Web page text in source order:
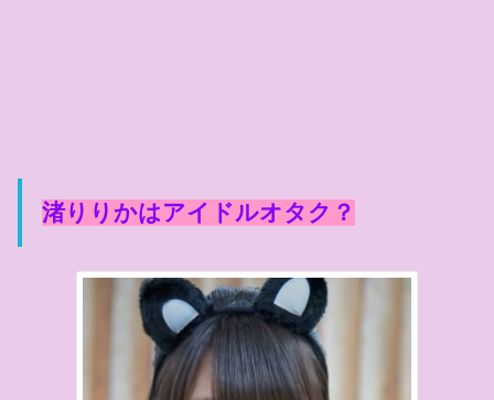
渚りりかはアイドルオタク？